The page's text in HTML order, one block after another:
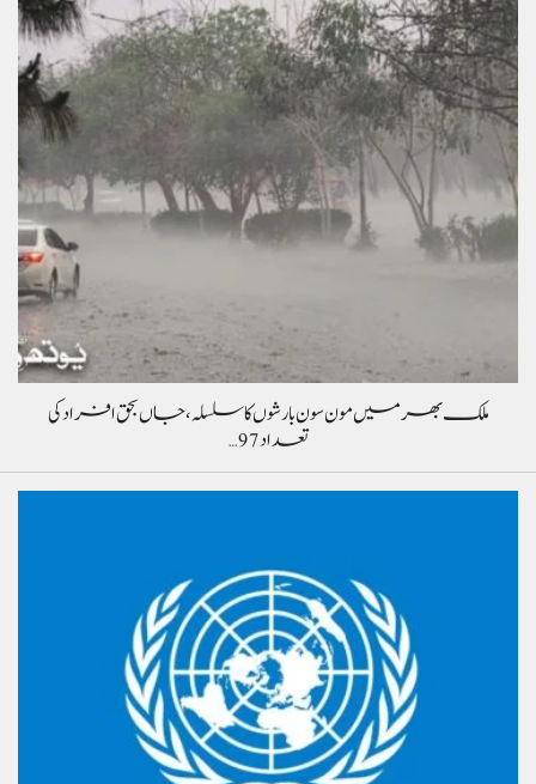
ملک بھر میں مون سون بارشوں کا سلسلہ، جاں بحق افراد کی
تعداد 97…